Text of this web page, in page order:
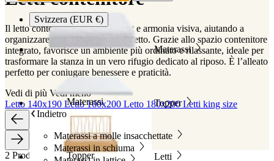
Materassi
Indietro
Materassi
Materassi a molle insacchettate
Materassi in schiuma
Topper
Topper Letti
Svizzera (EUR €)
Il letto contenitore unisce comfort e armonia visiva, aiutando a
organizzare meglio la camera da letto. Grazie allo spazio contenitore
integrato, favorisce un ambiente più ordinato e rilassante, ideale per
trasformare la stanza in un vero rifugio dedicato al riposo. È l’alleato
perfetto per coniugare benessere e praticità.
Vedi di più Vedi meno
Letto 140x190 Letto 160x200 Letto 180x200 Letti king size
2 Prodotti